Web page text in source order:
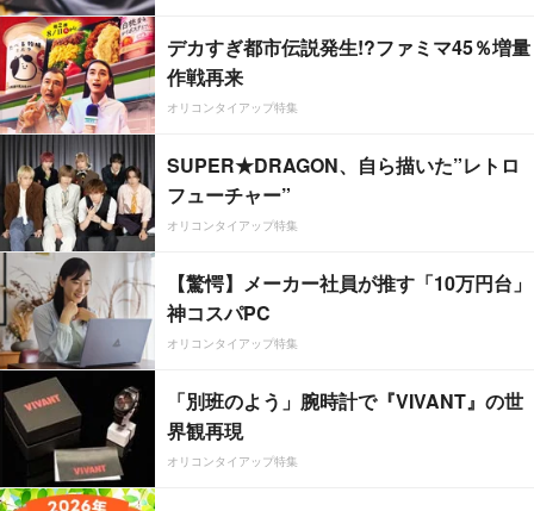
デカすぎ都市伝説発生!?ファミマ45％増量
作戦再来
オリコンタイアップ特集
SUPER★DRAGON、自ら描いた”レトロ
フューチャー”
オリコンタイアップ特集
【驚愕】メーカー社員が推す「10万円台」
神コスパPC
オリコンタイアップ特集
「別班のよう」腕時計で『VIVANT』の世
界観再現
オリコンタイアップ特集